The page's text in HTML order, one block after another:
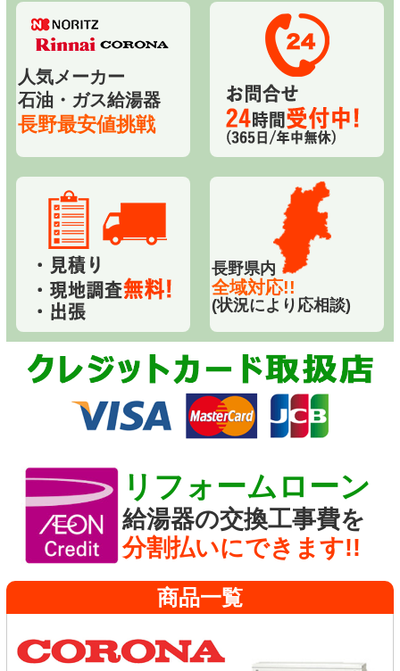
人気メーカー
石油・ガス給湯器
長野最安値挑戦
長野県内
全域対応!!
(状況により応相談)
リフォームローン
給湯器の交換工事費を
分割払いにできます!!
商品一覧